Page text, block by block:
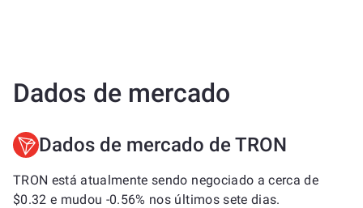
Dados de mercado
Dados de mercado de TRON
TRON está atualmente sendo negociado a cerca de
$0.32 e mudou -0.56% nos últimos sete dias.